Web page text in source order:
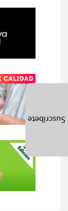
Suscríbete